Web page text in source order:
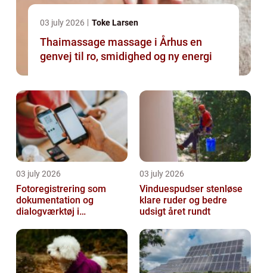
03 july 2026 Toke Larsen
Thaimassage massage i Århus en
genvej til ro, smidighed og ny energi
03 july 2026
Fotoregistrering som
dokumentation og
dialogværktøj i
03 july 2026
Vinduespudser stenløse
klare ruder og bedre
udsigt året rundt